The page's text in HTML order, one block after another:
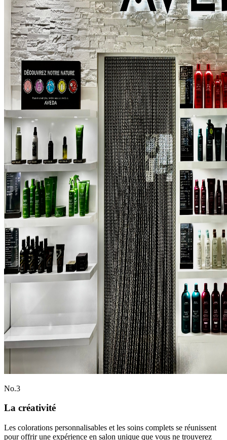
No.3
La créativité
Les colorations personnalisables et les soins complets se réunissent
pour offrir une expérience en salon unique que vous ne trouverez